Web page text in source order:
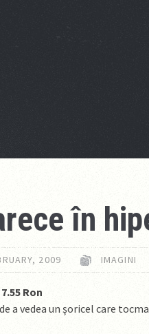
în
2009 IMAGINI
7.55 Ron
a vedea un şoricel care